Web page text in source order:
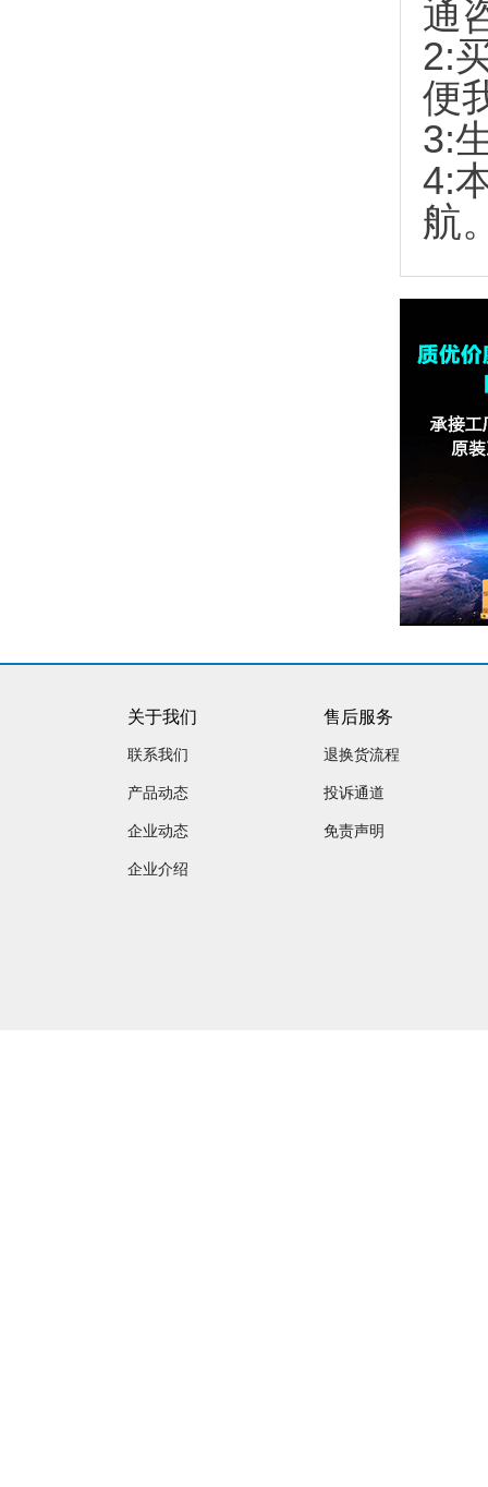
通
2:
便
3:
4:
航
关于我们
联系我们
产品动态
企业动态
企业介绍
售后服务
退换货流程
投诉通道
免责声明